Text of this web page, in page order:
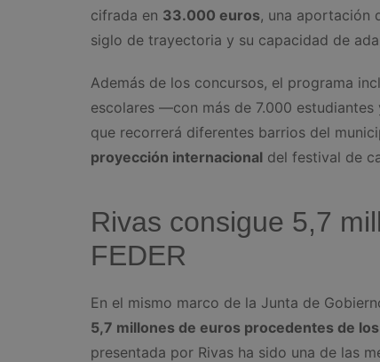
cifrada en 33.000 euros, una aportación
siglo de trayectoria y su capacidad de
Además de los concursos, el programa
escolares —con más de 7.000
que recorrerá diferentes barrios del
proyección internacional del festival de
Rivas consigue 5,7
FEDER
En el mismo marco de la Junta de
5,7 millones de euros procedentes de
presentada por Rivas ha sido una de las